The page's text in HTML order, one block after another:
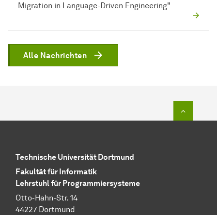
Migration in Language-Driven Engineering"
Alle Nachrichten
Technische Universität Dortmund
Fakultät für Informatik
Lehrstuhl für Programmiersysteme
Otto-Hahn-Str. 14
44227 Dortmund